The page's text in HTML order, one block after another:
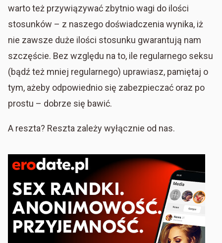
warto też przywiązywać zbytnio wagi do ilości
stosunków – z naszego doświadczenia wynika, iż
nie zawsze duże ilości stosunku gwarantują nam
szczęście. Bez względu na to, ile regularnego seksu
(bądź też mniej regularnego) uprawiasz, pamiętaj o
tym, ażeby odpowiednio się zabezpieczać oraz po
prostu – dobrze się bawić.
A reszta? Reszta zależy wyłącznie od nas.